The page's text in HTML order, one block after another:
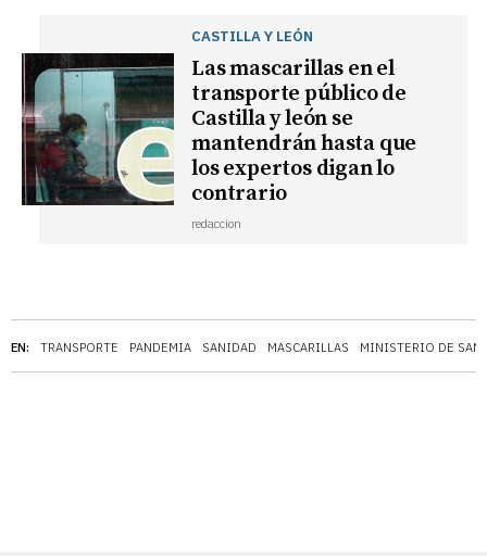
EN: TRANSPORTE PANDEMIA SANIDAD MASCARILLAS MINISTERIO DE
CASTILLA Y LEÓN
Las mascarillas en el
transporte público de
Castilla y león se
mantendrán hasta que
los expertos digan lo
contrario
redaccion